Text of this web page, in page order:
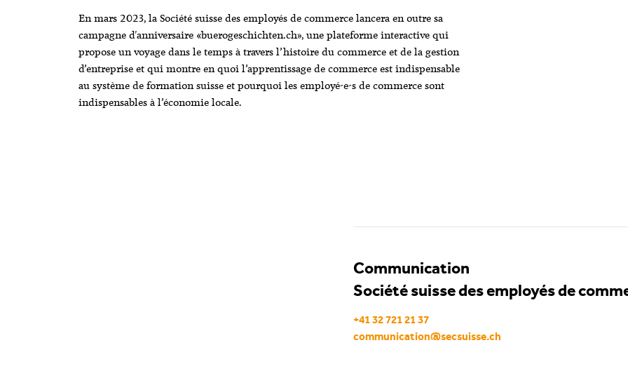
En mars 2023, la Société suisse des employés de commerce lancera en outre sa
campagne d'anniversaire «buerogeschichten.ch», une plateforme interactive qui
propose un voyage dans le temps à travers l’histoire du commerce et de la gestion
d’entreprise et qui montre en quoi l’apprentissage de commerce est indispensable
au système de formation suisse et pourquoi les employé-e-s de commerce sont
indispensables à l’économie locale.
Communication
Société suisse des employés de
+41 32 721 21 37
communication@secsuisse.ch